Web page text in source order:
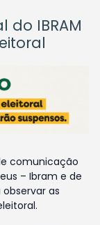
IBRAM
comunicação
– Ibram e de
as